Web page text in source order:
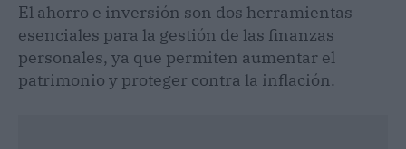
El ahorro e inversión son dos herramientas
esenciales para la gestión de las finanzas
personales, ya que permiten aumentar el
patrimonio y proteger contra la inflación.